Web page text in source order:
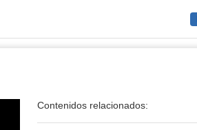
Contenidos relacionados: